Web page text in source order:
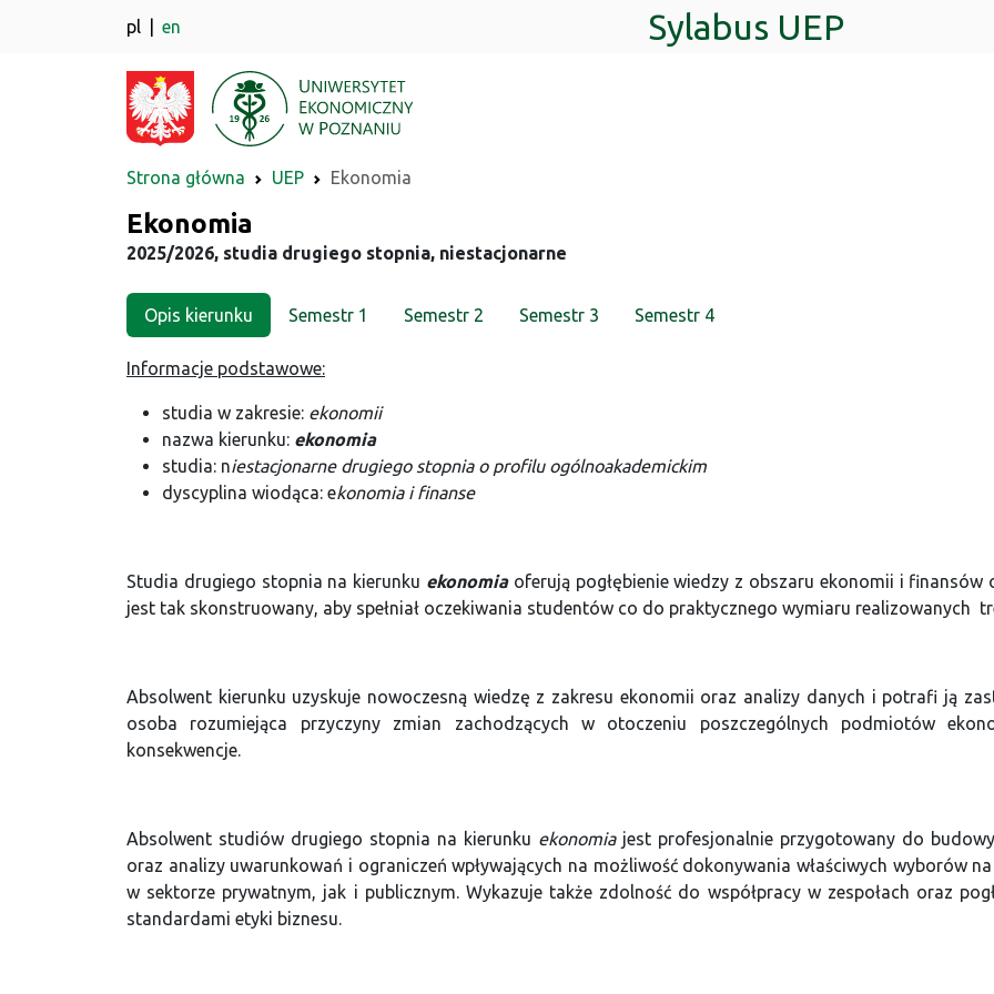
pl en Sylabus UEP
Strona główna UEP Ekonomia
Kierunek
Ekonomia
2025/2026, studia drugiego stopnia, niestacjonarne
Opis kierunku Semestr 1 Semestr 2 Semestr 3 Semestr 4
Informacje podstawowe:
studia w zakresie: ekonomii
nazwa kierunku: ekonomia
studia: niestacjonarne drugiego stopnia o profilu ogólnoakademickim
dyscyplina wiodąca: ekonomia i finanse
Studia drugiego stopnia na kierunku ekonomia oferują pogłębienie wiedzy z obszaru ekonomii i
jest tak skonstruowany, aby spełniał oczekiwania studentów co do praktycznego wymiaru realizowanych
Absolwent kierunku uzyskuje nowoczesną wiedzę z zakresu ekonomii oraz analizy danych i potrafi ją
osoba rozumiejąca przyczyny zmian zachodzących w otoczeniu poszczególnych podmiotów
konsekwencje.
Absolwent studiów drugiego stopnia na kierunku ekonomiajest profesjonalnie przygotowany do
oraz analizy uwarunkowań i ograniczeń wpływających na możliwość dokonywania właściwych wyborów
w sektorze prywatnym, jak i publicznym. Wykazuje także zdolność do współpracy w zespołach oraz
standardami etyki biznesu.